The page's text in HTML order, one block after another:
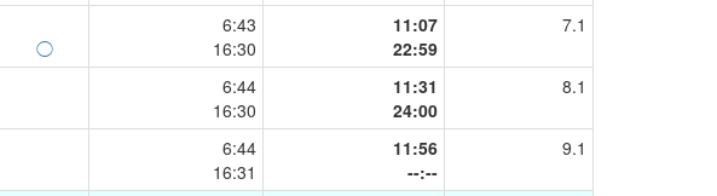
◯
6:43
16:30
11:07
22:59
7.1
6:44
16:30
11:31
24:00
8.1
6:44
16:31
11:56
--:--
9.1